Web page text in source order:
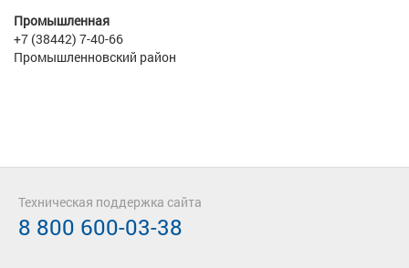
Промышленная
+7 (38442) 7-40-66
Промышленновский район
Техническая поддержка сайта
8 800 600-03-38